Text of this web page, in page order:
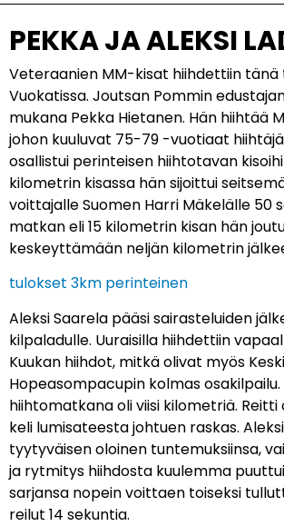
PEKKA JA ALEKSI
Veteraanien MM-kisat hiihdettiin tänä
Vuokatissa. Joutsan Pommin
mukana Pekka Hietanen. Hän hiihtää
johon kuuluvat 75-79 -vuotiaat
osallistui perinteisen hiihtotavan
kilometrin kisassa hän sijoittui
voittajalle Suomen Harri Mäkelälle 50
matkan eli 15 kilometrin kisan hän
keskeyttämään neljän kilometrin
tulokset 3km perinteinen
Aleksi Saarela pääsi sairasteluiden
kilpaladulle. Uuraisilla hiihdettiin
Kuukan hiihdot, mitkä olivat myös
Hopeasompacupin kolmas osakilpailu.
hiihtomatkana oli viisi kilometriä. Reitti
keli lumisateesta johtuen raskas.
tyytyväisen oloinen tuntemuksiinsa,
ja rytmitys hiihdosta kuulemma
sarjansa nopein voittaen toiseksi
reilut 14 sekuntia.